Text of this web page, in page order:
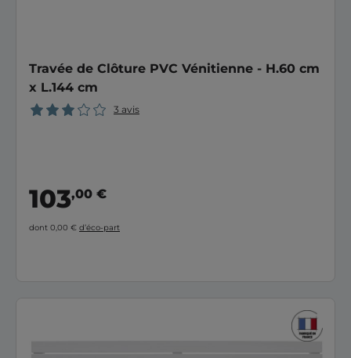
Travée de Clôture PVC Vénitienne - H.60 cm
x L.144 cm
3 avis
103,00 €
dont 0,00 € d’éco-part